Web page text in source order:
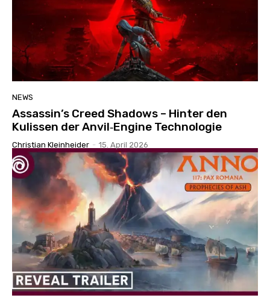
NEWS
Assassin’s Creed Shadows – Hinter den
Kulissen der Anvil‑Engine Technologie
Christian Kleinheider - 15. April 2026